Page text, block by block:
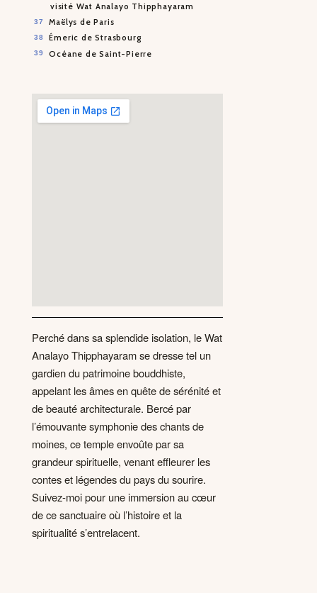
visité Wat Analayo Thipphayaram
Maëlys de Paris
Émeric de Strasbourg
Océane de Saint-Pierre
Perché dans sa splendide isolation, le Wat
Analayo Thipphayaram se dresse tel un
gardien du patrimoine bouddhiste,
appelant les âmes en quête de sérénité et
de beauté architecturale. Bercé par
l’émouvante symphonie des chants de
moines, ce temple envoûte par sa
grandeur spirituelle, venant effleurer les
contes et légendes du pays du sourire.
Suivez-moi pour une immersion au cœur
de ce sanctuaire où l’histoire et la
spiritualité s’entrelacent.